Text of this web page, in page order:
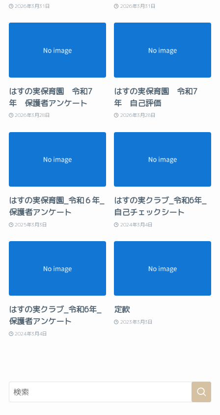
2026年3月31日 2026年3月31日
はすの実保育園 令和7
年 保護者アンケート
2026年3月28日
はすの実保育園 令和7
年 自己評価
2026年3月28日
はすの実保育園_令和６年_
保護者アンケート
2025年3月3日
はすの実クラブ_令和6年_
自己チェックシート
2024年3月4日
はすの実クラブ_令和6年_
保護者アンケート
2024年3月4日
定款
2023年3月3日